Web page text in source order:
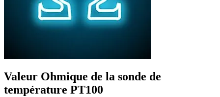
Valeur Ohmique de la sonde de
température PT100